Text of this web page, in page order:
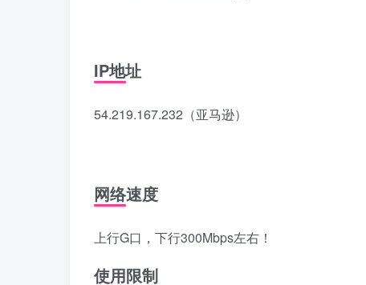
IP地址
54.219.167.232（亚马逊）
网络速度
上行G口，下行300Mbps左右！
使用限制